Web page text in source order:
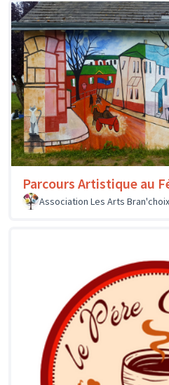
Parcours Artistique au
Association Les Arts Bran'choix